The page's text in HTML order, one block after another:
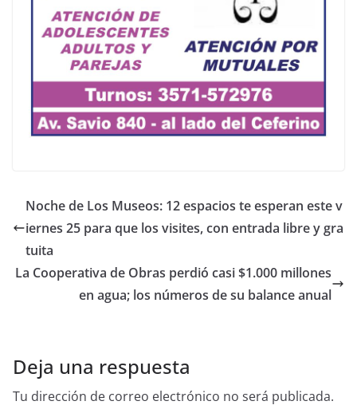
Noche de Los Museos: 12 espacios te esperan este v
iernes 25 para que los visites, con entrada libre y gra
tuita
La Cooperativa de Obras perdió casi $1.000 millones
en agua; los números de su balance anual
Deja una respuesta
Tu dirección de correo electrónico no será publicada.